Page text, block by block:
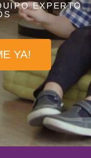
EXPERTO
YA!